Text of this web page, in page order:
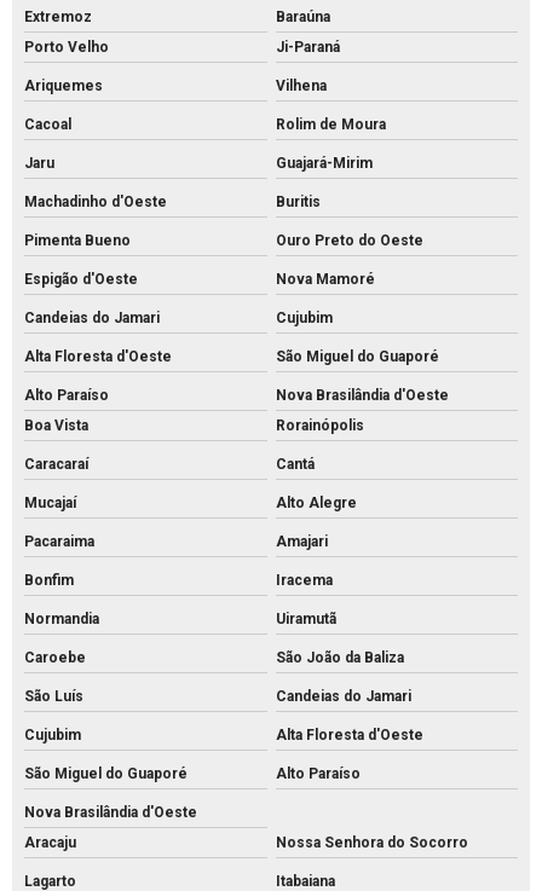
Extremoz
Baraúna
Porto Velho
Ji-Paraná
Ariquemes Vilhena
Cacoal Rolim de Moura
Jaru Guajará-Mirim
Machadinho d'Oeste Buritis
Pimenta Bueno Ouro Preto do Oeste
Espigão d'Oeste Nova Mamoré
Candeias do Jamari Cujubim
Alta Floresta d'Oeste São Miguel do Guaporé
Alto Paraíso
Nova Brasilândia d'Oeste
Boa Vista
Rorainópolis
Caracaraí Cantá
Mucajaí Alto Alegre
Pacaraima Amajari
Bonfim Iracema
Normandia Uiramutã
Caroebe São João da Baliza
São Luís Candeias do Jamari
Cujubim Alta Floresta d'Oeste
São Miguel do Guaporé Alto Paraíso
Nova Brasilândia d'Oeste
Aracaju
Nossa Senhora do Socorro
Lagarto Itabaiana